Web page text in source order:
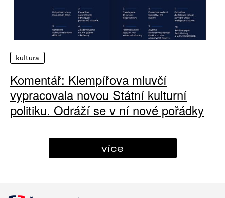
kultura
Komentář: Klempířova mluvčí
vypracovala novou Státní kulturní
politiku. Odráží se v ní nové pořádky
více